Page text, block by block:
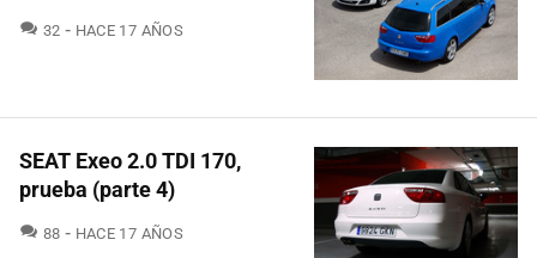
32 COMENTARIOS
HACE 17 AÑOS
SEAT Exeo 2.0 TDI 170,
prueba (parte 4)
88 COMENTARIOS
HACE 17 AÑOS